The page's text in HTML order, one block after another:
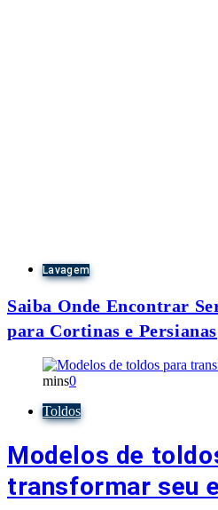
Lavagem
Saiba Onde Encontrar
para Cortinas e Persianas
mins0
Toldos
Modelos de
transformar seu